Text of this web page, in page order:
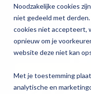
start
One
Accessibility
reader,
press
"Ctrl
Noodzakelijke cookies
niet gedeeld met
cookies niet accepteert,
opnieuw om je
website deze niet kan
Met je toestemming
analytische en
Magister MX
Aanmelden
& verzuim
Docenten
Onderwijsondersteunend personeel
Leerlingen
Check-up
Quickscan
Applicatiebeheer
Magister Journaal
Over ons
Werken bij Magister
Gebruikerspanel
wij de
Maak kennis met
voor meer grip en
Ontdek onze